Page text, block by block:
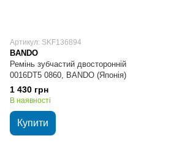
Артикул: SKF136894
BANDO
Ремінь зубчастий двосторонній
0016DT5 0860, BANDO (Японія)
1 430 грн
В наявності
Купити